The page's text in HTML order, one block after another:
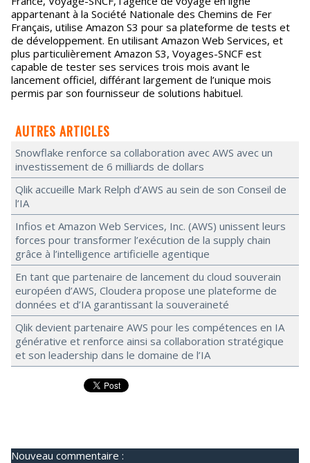
appartenant à la Société Nationale des Chemins de Fer
Français, utilise Amazon S3 pour sa plateforme de tests et
de développement. En utilisant Amazon Web Services, et
plus particulièrement Amazon S3, Voyages-SNCF est
capable de tester ses services trois mois avant le
lancement officiel, différant largement de l’unique mois
permis par son fournisseur de solutions habituel.
AUTRES ARTICLES
Snowflake renforce sa collaboration avec AWS avec un
investissement de 6 milliards de dollars
Qlik accueille Mark Relph d’AWS au sein de son Conseil de
l’IA
Infios et Amazon Web Services, Inc. (AWS) unissent leurs
forces pour transformer l’exécution de la supply chain
grâce à l’intelligence artificielle agentique
En tant que partenaire de lancement du cloud souverain
européen d’AWS, Cloudera propose une plateforme de
données et d’IA garantissant la souveraineté
Qlik devient partenaire AWS pour les compétences en IA
générative et renforce ainsi sa collaboration stratégique
et son leadership dans le domaine de l’IA
Nouveau commentaire :